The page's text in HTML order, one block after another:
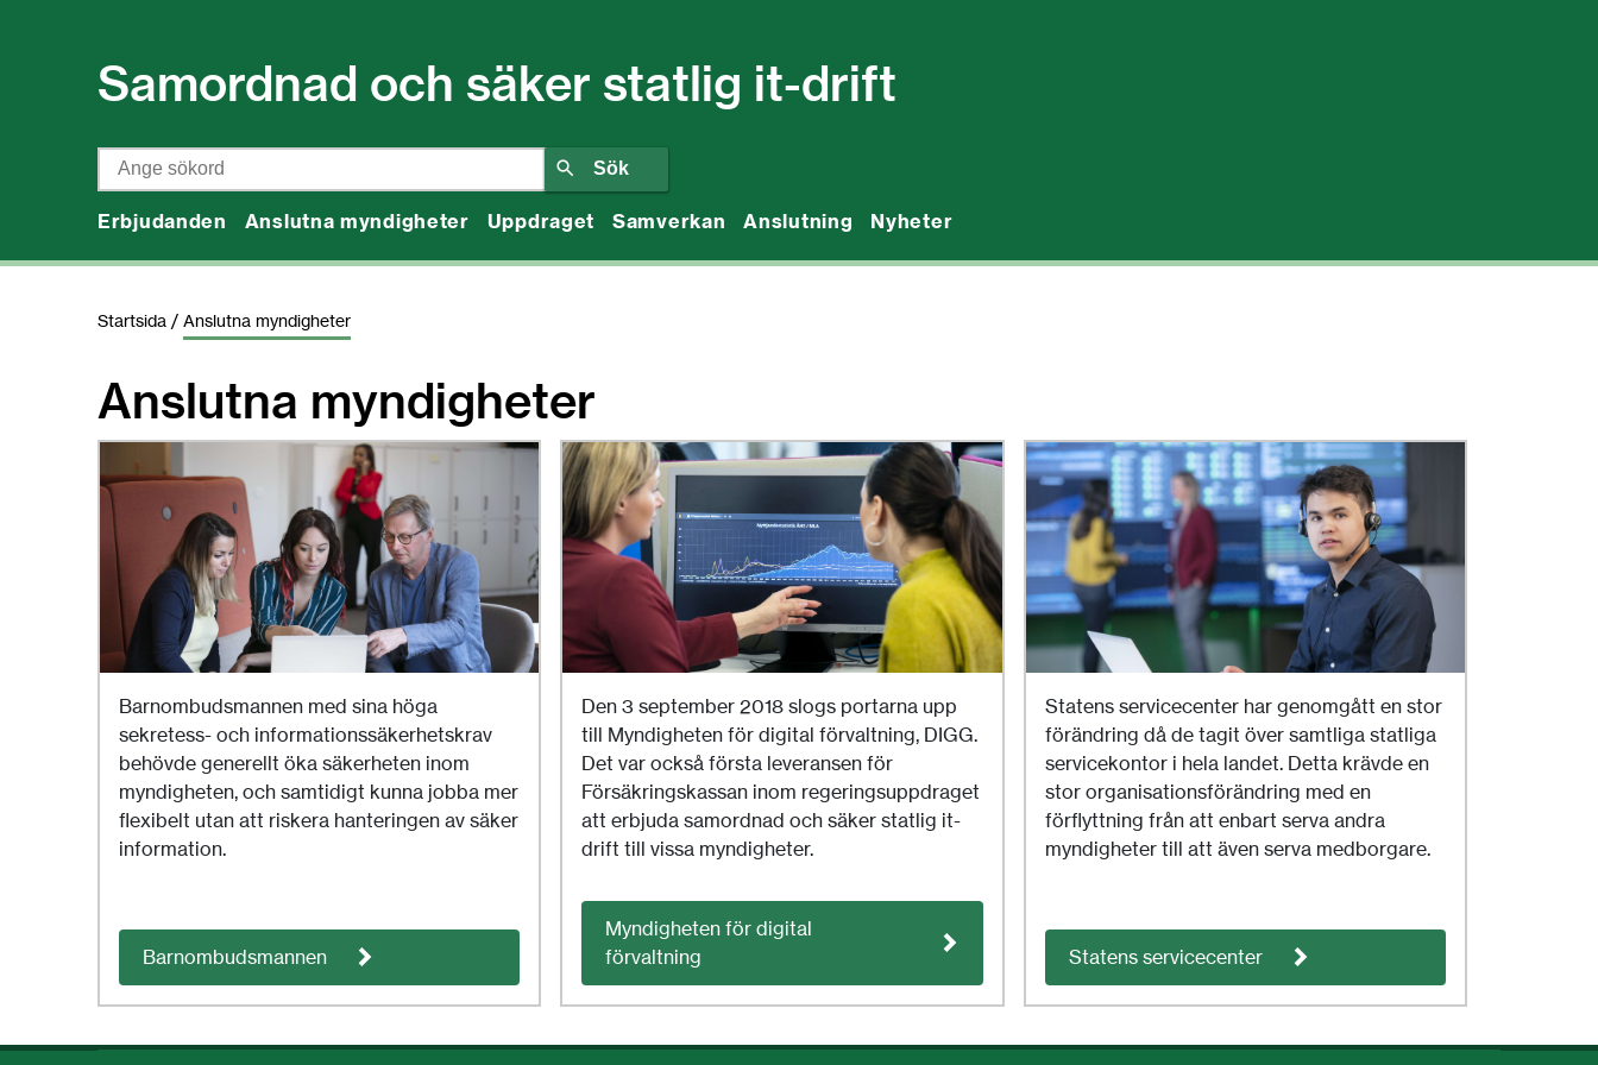
Samordnad och säker statlig it-drift
Erbjudanden Anslutna myndigheter Uppdraget Samverkan Anslutning Nyheter
Sök
Startsida / Anslutna myndigheter
Anslutna myndigheter
Barnombudsmannen med sina höga
sekretess- och informationssäkerhetskrav
behövde generellt öka säkerheten inom
myndigheten, och samtidigt kunna jobba mer
flexibelt utan att riskera hanteringen av säker
information.
Barnombudsmannen
Den 3 september 2018 slogs portarna upp
till Myndigheten för digital förvaltning, DIGG.
Det var också första leveransen för
Försäkringskassan inom regeringsuppdraget
att erbjuda samordnad och säker statlig it-
drift till vissa myndigheter.
Myndigheten för digital
förvaltning
Statens servicecenter har genomgått en stor
förändring då de tagit över samtliga statliga
servicekontor i hela landet. Detta krävde en
stor organisationsförändring med en
förflyttning från att enbart serva andra
myndigheter till att även serva medborgare.
Statens servicecenter